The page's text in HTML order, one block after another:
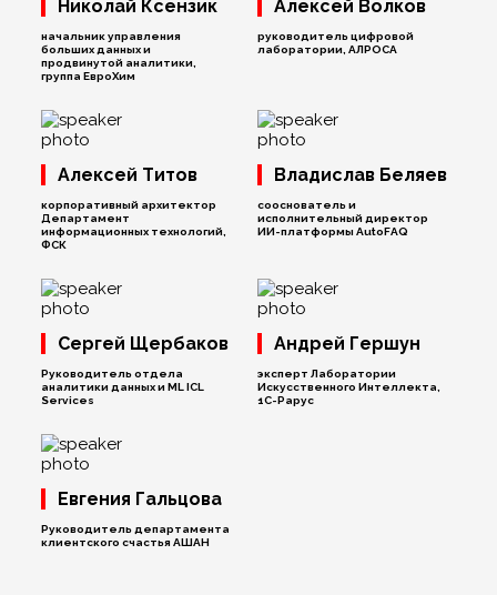
Николай Ксензик
начальник управления
больших данных и
продвинутой аналитики,
группа ЕвроХим
Алексей Волков
руководитель цифровой
лаборатории, АЛРОСА
Алексей Титов
корпоративный архитектор
Департамент
информационных технологий,
ФСК
Владислав Беляев
сооснователь и
исполнительный директор
ИИ-платформы AutoFAQ
Сергей Щербаков
Руководитель отдела
аналитики данных и ML ICL
Services
Андрей Гершун
эксперт Лаборатории
Искусственного Интеллекта,
1С‑Рарус
Евгения Гальцова
Руководитель департамента
клиентского счастья АШАН